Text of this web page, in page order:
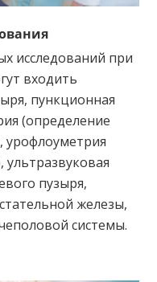
исследований при
входить
пункционная
(определение
урофлоуметрия
пузыря,
железы,
системы.